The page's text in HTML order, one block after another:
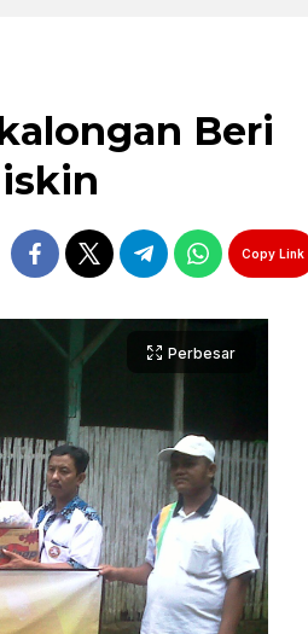
Beri
Copy Link
Perbesar